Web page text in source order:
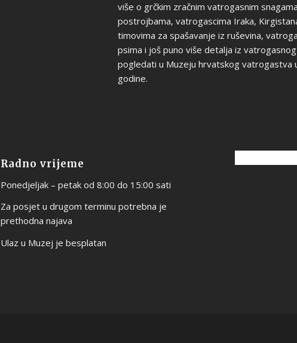
više o grčkim zračnim vatrogasnim
postrojbama, vatrogascima Iraka,
timovima za spašavanje iz ruševina,
psima i još puno više detalja iz
pogledati u Muzeju hrvatskog vatrogastva
godine.
Radno vrijeme
Ponedjeljak – petak od 8:00 do 15:00 sati
Za posjet u drugom terminu potrebna je
prethodna najava
Ulaz u Muzej je besplatan